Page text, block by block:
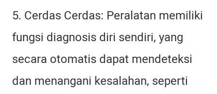
5. Cerdas Cerdas: Peralatan memiliki
fungsi diagnosis diri sendiri, yang
secara otomatis dapat mendeteksi
dan menangani kesalahan, seperti